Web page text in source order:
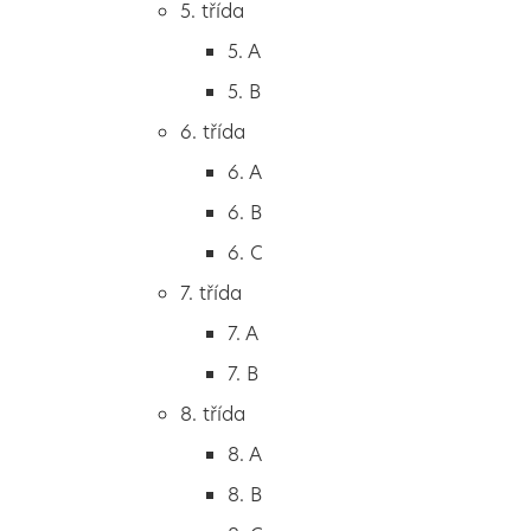
2. B
3. A
4. A
5. A
5. třída
5. A
5. B
6. třída
6. A
6. B
6. C
7. třída
7. A
7. B
8. třída
8. A
8. B